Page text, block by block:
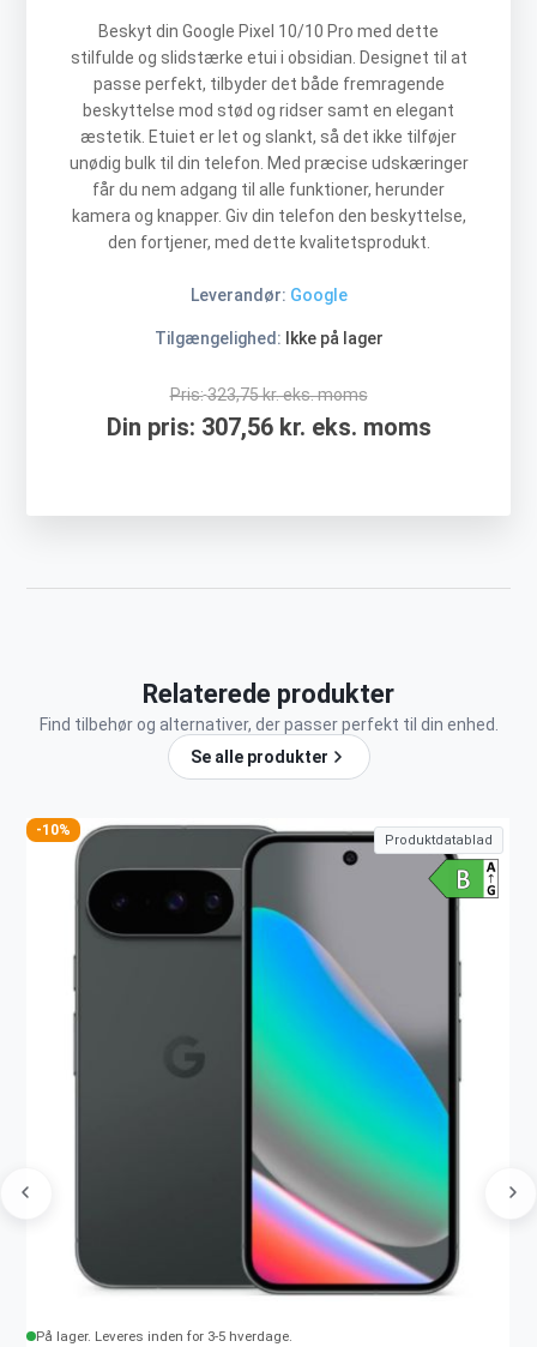
Beskyt din Google Pixel 10/10 Pro med dette
stilfulde og slidstærke etui i obsidian. Designet til at
passe perfekt, tilbyder det både fremragende
beskyttelse mod stød og ridser samt en elegant
æstetik. Etuiet er let og slankt, så det ikke tilføjer
unødig bulk til din telefon. Med præcise udskæringer
får du nem adgang til alle funktioner, herunder
kamera og knapper. Giv din telefon den beskyttelse,
den fortjener, med dette kvalitetsprodukt.
Leverandør: Google
Tilgængelighed: Ikke på lager
Pris:323,75 kr. eks. moms
Din pris: 307,56 kr. eks. moms
Relaterede produkter
Find tilbehør og alternativer, der passer perfekt til din enhed.
Se alle produkter
-10%
På lager. Leveres inden for 3-5 hverdage.
Produktdatablad